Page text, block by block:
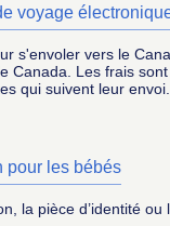
voyage
s'envoler vers le
Canada. Les frais
qui suivent leur
pour les bébés
la pièce d’identité